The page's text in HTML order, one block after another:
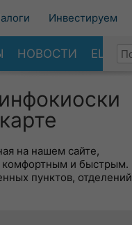
Инвестируем
НОВОСТИ ЕЩЕ
на нашем сайте,
комфортным и быстрым.
пунктов, отделений